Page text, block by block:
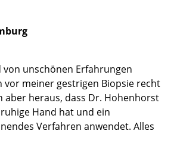
von unschönen Erfahrungen
vor meiner gestrigen Biopsie recht
aber heraus, dass Dr. Hohenhorst
Hand hat und ein
Verfahren anwendet. Alles
der lokalen Betäubung ist man
Sorge vor der Biopsie.